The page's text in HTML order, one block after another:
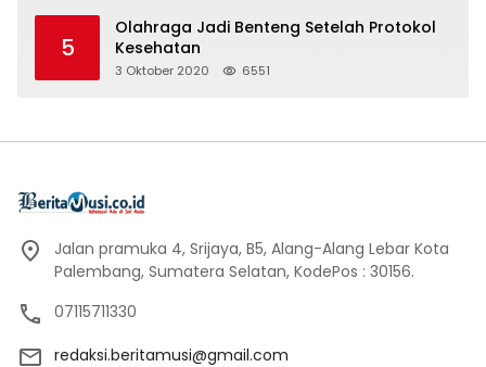
5
Olahraga Jadi Benteng Setelah Protokol
Kesehatan
3 Oktober 2020 6551
Jalan pramuka 4, Srijaya, B5, Alang-Alang Lebar Kota
Palembang, Sumatera Selatan, KodePos : 30156.
07115711330
redaksi.beritamusi@gmail.com